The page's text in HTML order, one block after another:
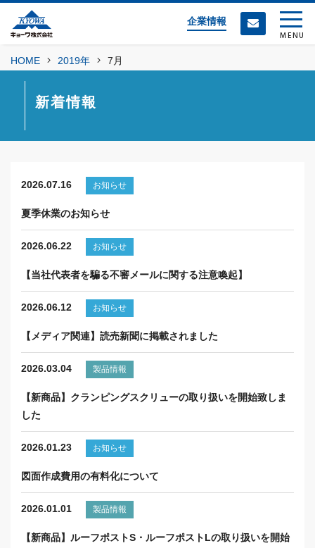
企業情報
MENU
HOME 2019年 7月
新着情報
2026.07.16 お知らせ
夏季休業のお知らせ
2026.06.22 お知らせ
【当社代表者を騙る不審メールに関する注意喚起】
2026.06.12 お知らせ
【メディア関連】読売新聞に掲載されました
2026.03.04 製品情報
【新商品】クランピングスクリューの取り扱いを開始致しま
した
2026.01.23 お知らせ
図面作成費用の有料化について
2026.01.01 製品情報
【新商品】ルーフポストS・ルーフポストLの取り扱いを開始